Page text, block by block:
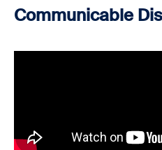
Communicable